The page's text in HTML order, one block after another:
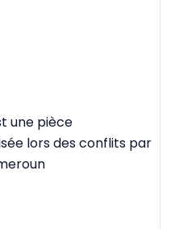
une pièce
lors des conflits par